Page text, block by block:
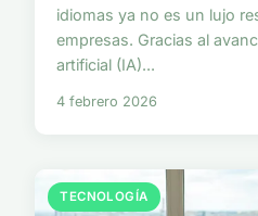
idiomas ya no es un lujo
empresas. Gracias al
artificial (IA)...
4 febrero 2026
TECNOLOGÍA